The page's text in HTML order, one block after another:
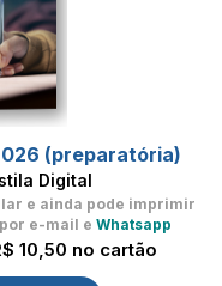
(preparatória)
Digital
e ainda pode imprimir
e-mail e Whatsapp
10,50 no cartão